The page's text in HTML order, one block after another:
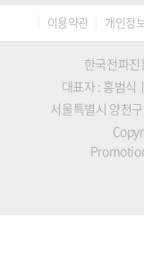
이용약관 개인정
한국전파진
대표자 : 홍범식
서울특별시 양천